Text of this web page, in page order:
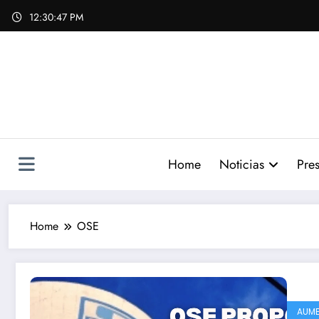
Skip
12:30:48 PM
Home Noticias
Home OSE